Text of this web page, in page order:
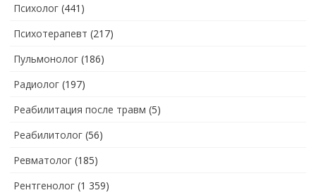
Психолог (441)
Психотерапевт (217)
Пульмонолог (186)
Радиолог (197)
Реабилитация после травм (5)
Реабилитолог (56)
Ревматолог (185)
Рентгенолог (1 359)